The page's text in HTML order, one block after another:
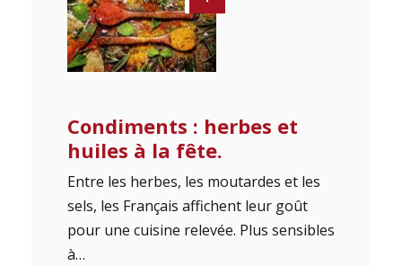
Condiments : herbes et
huiles à la fête.
Entre les herbes, les moutardes et les
sels, les Français affichent leur goût
pour une cuisine relevée. Plus sensibles
à…